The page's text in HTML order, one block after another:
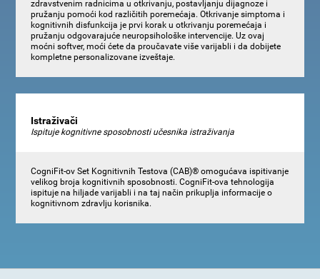
zdravstvenim radnicima u otkrivanju, postavljanju dijagnoze i
pružanju pomoći kod različitih poremećaja. Otkrivanje simptoma i
kognitivnih disfunkcija je prvi korak u otkrivanju poremećaja i
pružanju odgovarajuće neuropsihološke intervencije. Uz ovaj
moćni softver, moći ćete da proučavate više varijabli i da dobijete
kompletne personalizovane izveštaje.
Istraživači
Ispituje kognitivne sposobnosti učesnika istraživanja
CogniFit-ov Set Kognitivnih Testova (CAB)® omogućava ispitivanje
velikog broja kognitivnih sposobnosti. CogniFit-ova tehnologija
ispituje na hiljade varijabli i na taj način prikuplja informacije o
kognitivnom zdravlju korisnika.